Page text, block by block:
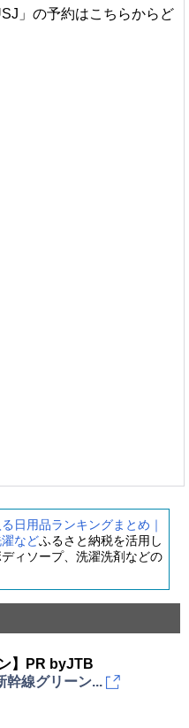
」の予約はこちらからど
日用品ランキングまとめ｜
などふるさと納税を活用し
ィソープ、洗濯洗剤などの
】PR byJTB
幹線グリーン...